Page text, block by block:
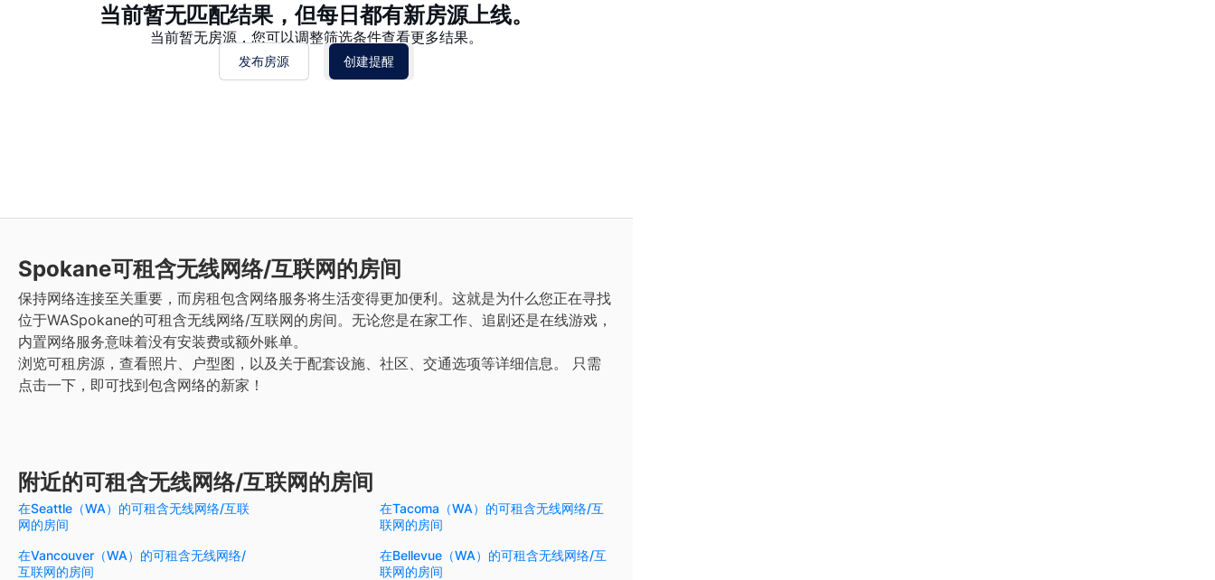
当前暂无匹配结果，但每日都有新房源上线。
当前暂无房源，您可以调整筛选条件查看更多结果。
发布房源 创建提醒
Spokane可租含无线网络/互联网的房间
保持网络连接至关重要，而房租包含网络服务将生活变得更加便利。这就是为什么您正在寻找
位于WASpokane的可租含无线网络/互联网的房间。无论您是在家工作、追剧还是在线游戏，
内置网络服务意味着没有安装费或额外账单。
浏览可租房源，查看照片、户型图，以及关于配套设施、社区、交通选项等详细信息。
只需
点击一下，即可找到包含网络的新家！
附近的可租含无线网络/互联网的房间
在Seattle（WA）的可租含无线网络/互联
网的房间
在Tacoma（WA）的可租含无线网络/互
联网的房间
在Vancouver（WA）的可租含无线网络/
互联网的房间
在Bellevue（WA）的可租含无线网络/互
联网的房间